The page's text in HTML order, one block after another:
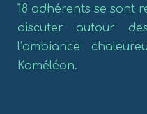
18 adhérents se sont
discuter autour
l’ambiance
Kaméléon.